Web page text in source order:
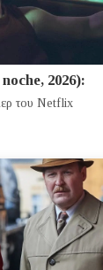
2026):
του Netflix